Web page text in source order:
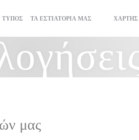
ΤΎΠΟΣ ΤΑ ΕΣΤΙΑΤΌΡΙΆ ΜΑΣ
((ΑΝΟΊΓΕΙ
ΧΆΡΤΗΣ
μας